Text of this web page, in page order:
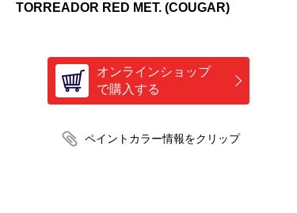
TORREADOR RED MET. (COUGAR)
オンラインショップ
で購入する